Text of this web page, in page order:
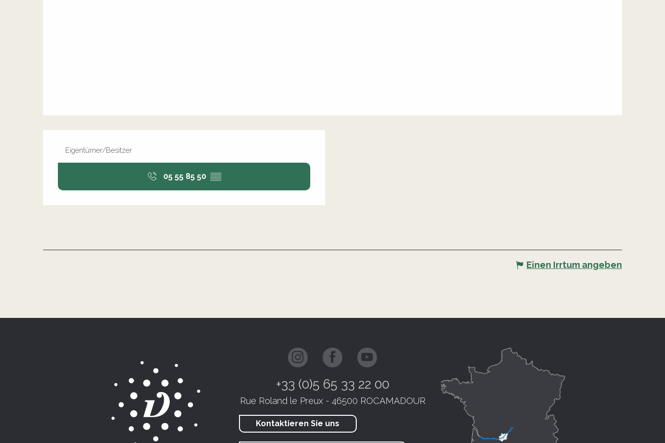
Eigentümer/Besitzer
05 55 85 50 ▒▒
Einen Irrtum angeben
+33 (0)5 65 33 22 00
Rue Roland le Preux - 46500 ROCAMADOUR
Kontaktieren Sie uns